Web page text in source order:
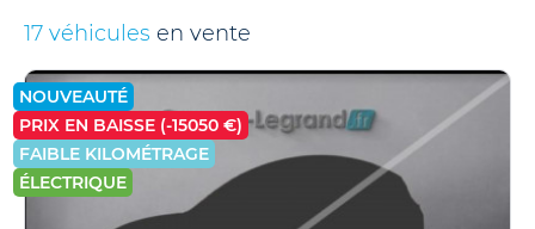
17 véhicules en vente
NOUVEAUTÉ
PRIX EN BAISSE (-15050 €)
FAIBLE KILOMÉTRAGE
ÉLECTRIQUE